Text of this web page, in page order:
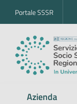
Portale SSSR
Azienda